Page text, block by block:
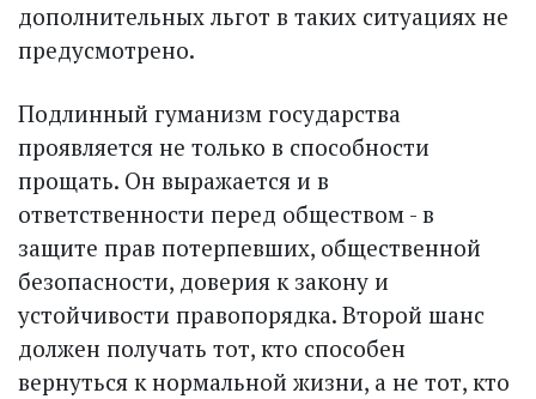
дополнительных льгот в таких ситуациях не
предусмотрено.
Подлинный гуманизм государства
проявляется не только в способности
прощать. Он выражается и в
ответственности перед обществом - в
защите прав потерпевших, общественной
безопасности, доверия к закону и
устойчивости правопорядка. Второй шанс
должен получать тот, кто способен
вернуться к нормальной жизни, а не тот, кто